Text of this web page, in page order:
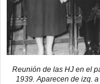
Reunión de las HJ en el
1939. Aparecen de izq.